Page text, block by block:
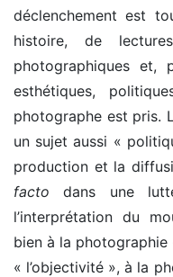
déclenchement est
histoire, de
photographiques et,
esthétiques,
photographe est pris.
un sujet aussi «
production et la
facto dans une
l’interprétation du
bien à la
« l’objectivité », à la